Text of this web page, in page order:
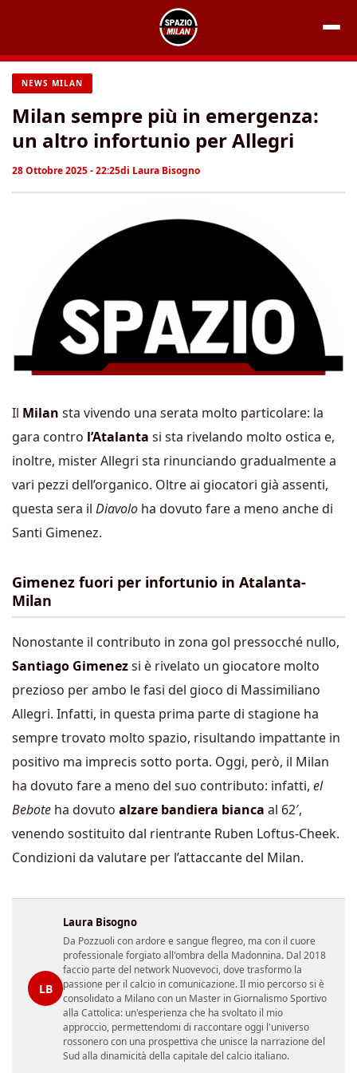
contenuto
NEWS MILAN
Milan sempre più in emergenza:
un altro infortunio per Allegri
28 Ottobre 2025 - 22:25di Laura Bisogno
Il Milan sta vivendo una serata molto particolare: la
gara contro l’Atalanta si sta rivelando molto ostica e,
inoltre, mister Allegri sta rinunciando gradualmente a
vari pezzi dell’organico. Oltre ai giocatori già assenti,
questa sera il Diavolo ha dovuto fare a meno anche di
Santi Gimenez.
Gimenez fuori per infortunio in Atalanta-
Milan
Nonostante il contributo in zona gol pressocché nullo,
Santiago Gimenezsi è rivelato un giocatore molto
prezioso per ambo le fasi del gioco di Massimiliano
Allegri. Infatti, in questa prima parte di stagione ha
sempre trovato molto spazio, risultando impattante in
positivo ma imprecis sotto porta. Oggi, però, il Milan
ha dovuto fare a meno del suo contributo: infatti, el
Bebote ha dovuto alzare bandiera bianca al 62′,
venendo sostituito dal rientrante Ruben Loftus-Cheek.
Condizioni da valutare per l’attaccante del Milan.
LB
Laura Bisogno
Da Pozzuoli con ardore e sangue flegreo, ma con il cuore
professionale forgiato all'ombra della Madonnina. Dal 2018
faccio parte del network Nuovevoci, dove trasformo la
passione per il calcio in comunicazione. Il mio percorso si è
consolidato a Milano con un Master in Giornalismo Sportivo
alla Cattolica: un'esperienza che ha svoltato il mio
approccio, permettendomi di raccontare oggi l'universo
rossonero con una prospettiva che unisce la narrazione del
Sud alla dinamicità della capitale del calcio italiano.